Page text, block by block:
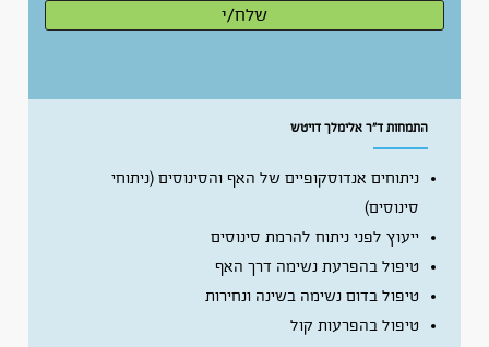
אלימלך דויטש
אנדוסקופיים של האף והסינוסים (ניתוחי
ניתוח להרמת סינוסים
בהפרעת נשימה דרך האף
נשימה בשינה ונחירות
קול